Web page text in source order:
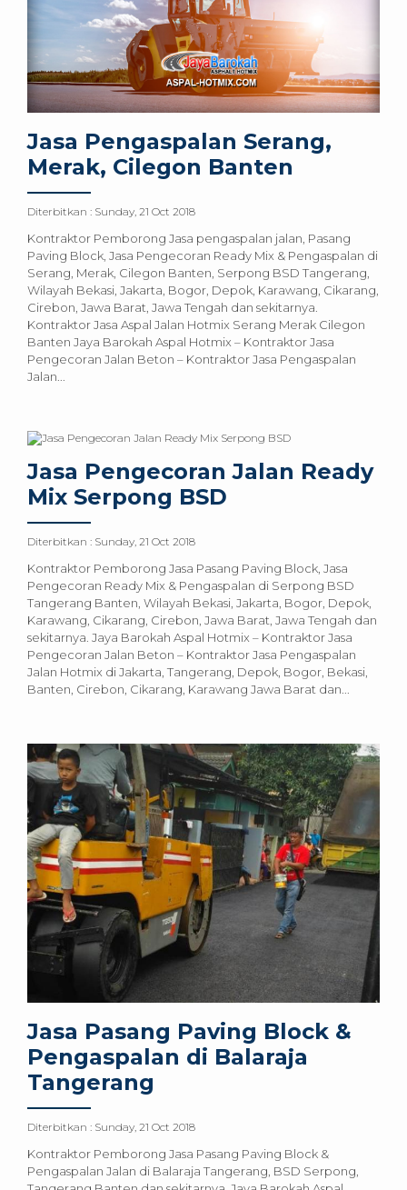
Jasa Pengaspalan Serang,
Merak, Cilegon Banten
Diterbitkan : Sunday, 21 Oct 2018
Kontraktor Pemborong Jasa pengaspalan jalan, Pasang
Paving Block, Jasa Pengecoran Ready Mix & Pengaspalan di
Serang, Merak, Cilegon Banten, Serpong BSD Tangerang,
Wilayah Bekasi, Jakarta, Bogor, Depok, Karawang, Cikarang,
Cirebon, Jawa Barat, Jawa Tengah dan sekitarnya.
Kontraktor Jasa Aspal Jalan Hotmix Serang Merak Cilegon
Banten Jaya Barokah Aspal Hotmix – Kontraktor Jasa
Pengecoran Jalan Beton – Kontraktor Jasa Pengaspalan
Jalan...
Jasa Pengecoran Jalan Ready
Mix Serpong BSD
Diterbitkan : Sunday, 21 Oct 2018
Kontraktor Pemborong Jasa Pasang Paving Block, Jasa
Pengecoran Ready Mix & Pengaspalan di Serpong BSD
Tangerang Banten, Wilayah Bekasi, Jakarta, Bogor, Depok,
Karawang, Cikarang, Cirebon, Jawa Barat, Jawa Tengah dan
sekitarnya. Jaya Barokah Aspal Hotmix – Kontraktor Jasa
Pengecoran Jalan Beton – Kontraktor Jasa Pengaspalan
Jalan Hotmix di Jakarta, Tangerang, Depok, Bogor, Bekasi,
Banten, Cirebon, Cikarang, Karawang Jawa Barat dan...
Jasa Pasang Paving Block &
Pengaspalan di Balaraja
Tangerang
Diterbitkan : Sunday, 21 Oct 2018
Kontraktor Pemborong Jasa Pasang Paving Block &
Pengaspalan Jalan di Balaraja Tangerang, BSD Serpong,